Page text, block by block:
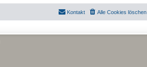
Alle Cookies löschen
Kontakt